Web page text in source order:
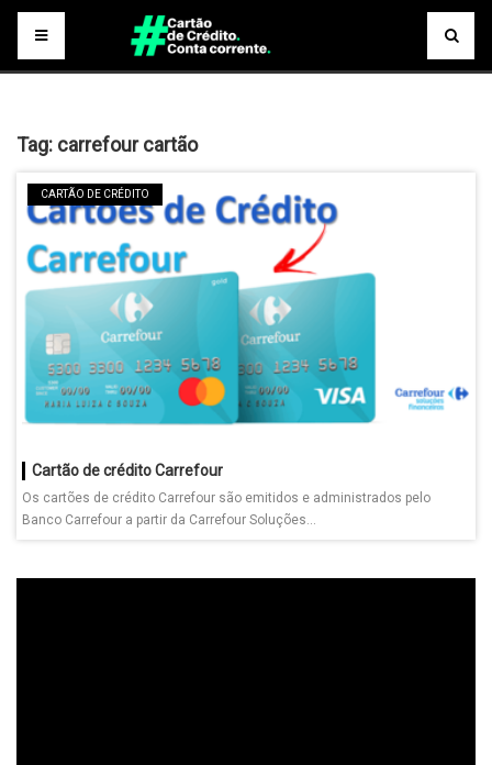
Tag: carrefour cartão
CARTÃO DE CRÉDITO
Cartão de crédito Carrefour
Os cartões de crédito Carrefour são emitidos e administrados pelo
Banco Carrefour a partir da Carrefour Soluções...